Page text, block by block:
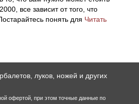
все зависит от того, что
понять для Читать
луков, ножей и других
офертой, при этом точные данные по
стрел
для ножей